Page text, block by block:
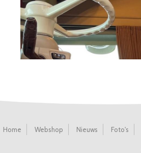
Home Webshop Nieuws Foto's